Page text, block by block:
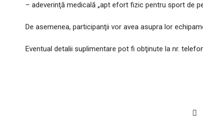
– adeverinţă medicală „apt efort fizic pentru sport de
De asemenea, participanţii vor avea asupra lor
Eventual detalii suplimentare pot fi obţinute la nr.